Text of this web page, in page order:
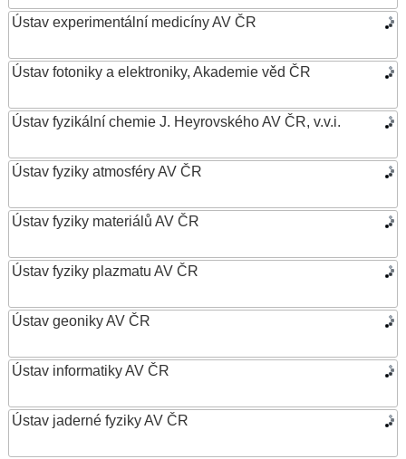
Ústav experimentální medicíny AV ČR
Ústav fotoniky a elektroniky, Akademie věd ČR
Ústav fyzikální chemie J. Heyrovského AV ČR, v.v.i.
Ústav fyziky atmosféry AV ČR
Ústav fyziky materiálů AV ČR
Ústav fyziky plazmatu AV ČR
Ústav geoniky AV ČR
Ústav informatiky AV ČR
Ústav jaderné fyziky AV ČR